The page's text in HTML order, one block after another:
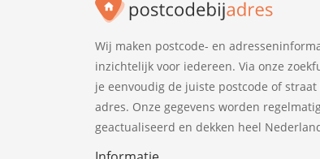
Wij maken postcode- en
inzichtelijk voor iedereen. Via onze
je eenvoudig de juiste postcode of
adres. Onze gegevens worden
geactualiseerd en dekken heel